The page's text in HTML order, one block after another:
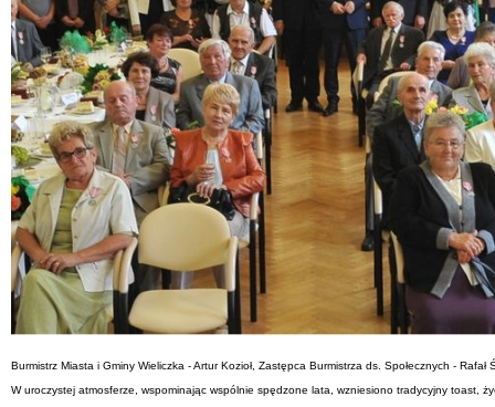
Burmistrz Miasta i Gminy Wieliczka - Artur Kozioł, Zastępca Burmistrza ds. Społecznych -
W uroczystej atmosferze, wspominając wspólnie spędzone lata, wzniesiono tradycyjny toast,